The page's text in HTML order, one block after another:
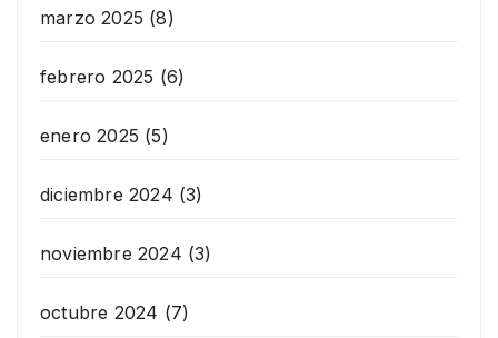
marzo 2025 (8)
febrero 2025 (6)
enero 2025 (5)
diciembre 2024 (3)
noviembre 2024 (3)
octubre 2024 (7)